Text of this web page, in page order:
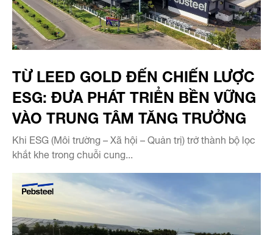
TỪ LEED GOLD ĐẾN CHIẾN LƯỢC
ESG: ĐƯA PHÁT TRIỂN BỀN VỮNG
VÀO TRUNG TÂM TĂNG TRƯỞNG
Khi ESG (Môi trường – Xã hội – Quản trị) trở thành bộ lọc
khắt khe trong chuỗi cung...